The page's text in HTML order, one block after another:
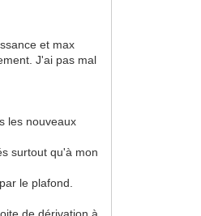
et max
J'ai pas mal
les nouveaux
surtout qu'à mon
le plafond.